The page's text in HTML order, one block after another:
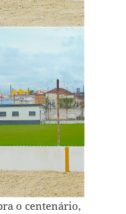
o centenário,